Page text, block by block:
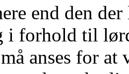
end den
i forhold til
anses for